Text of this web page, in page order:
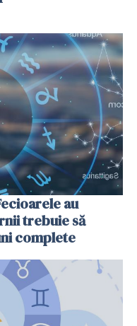
au
trebuie să
complete